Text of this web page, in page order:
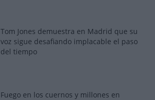
Tom Jones demuestra en Madrid que su
voz sigue desafiando implacable el paso
del tiempo
Fuego en los cuernos y millones en